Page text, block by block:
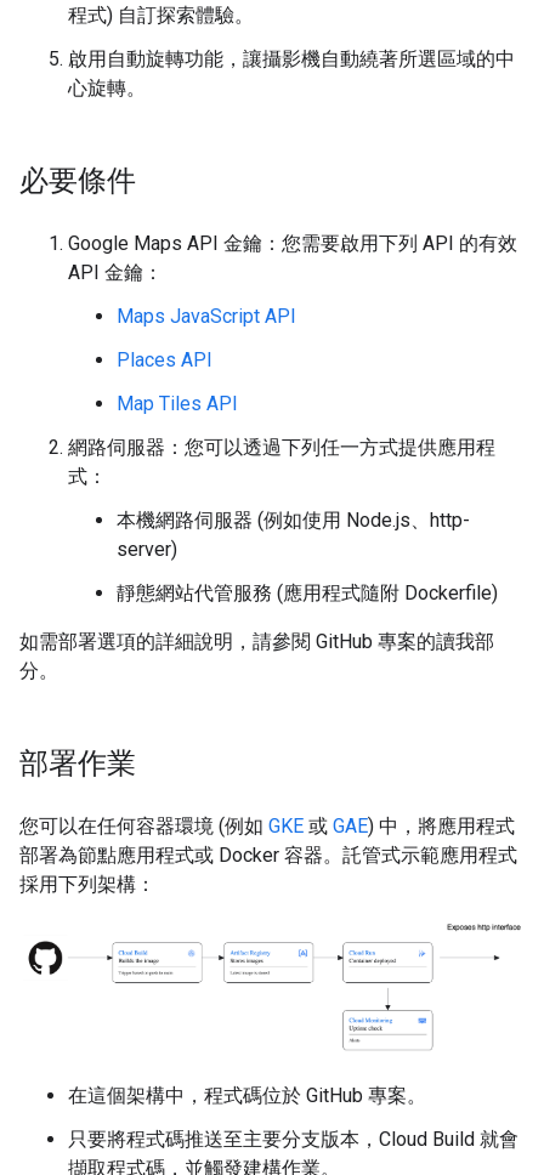
程式) 自訂探索體驗。
啟用自動旋轉功能，讓攝影機自動繞著所選區域的中
心旋轉。
必要條件
Google Maps API 金鑰：您需要啟用下列 API 的有效
API 金鑰：
Maps JavaScript API
Places API
Map Tiles API
網路伺服器：您可以透過下列任一方式提供應用程
式：
本機網路伺服器 (例如使用 Node.js、http-
server)
靜態網站代管服務 (應用程式隨附 Dockerfile)
如需部署選項的詳細說明，請參閱 GitHub 專案的讀我部
分。
部署作業
您可以在任何容器環境 (例如 GKE 或 GAE) 中，將應用程式
部署為節點應用程式或 Docker 容器。託管式示範應用程式
採用下列架構：
在這個架構中，程式碼位於 GitHub 專案。
只要將程式碼推送至主要分支版本，Cloud Build 就會
擷取程式碼，並觸發建構作業。